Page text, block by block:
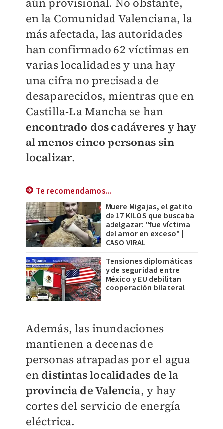
aún provisional. No obstante,
en la Comunidad Valenciana, la
más afectada, las autoridades
han confirmado 62 víctimas en
varias localidades y una hay
una cifra no precisada de
desaparecidos, mientras que en
Castilla-La Mancha se han
encontrado dos cadáveres y hay
al menos cinco personas sin
localizar.
Te recomendamos...
Muere Migajas, el gatito
de 17 KILOS que buscaba
adelgazar: "fue víctima
del amor en exceso" |
CASO VIRAL
Tensiones diplomáticas
y de seguridad entre
México y EU debilitan
cooperación bilateral
Además, las inundaciones
mantienen a decenas de
personas atrapadas por el agua
en distintas localidades de la
provincia de Valencia, y hay
cortes del servicio de energía
eléctrica.